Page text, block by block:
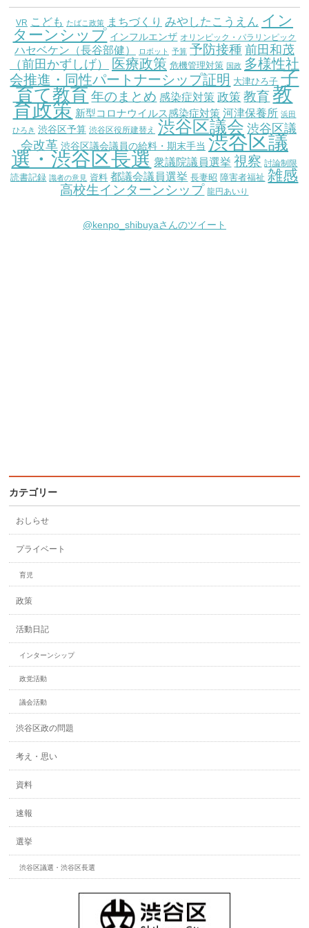
VR こども たばこ政策 まちづくり みやしたこうえん イン
ターンシップ インフルエンザ オリンピック・パラリンピック
ハセベケン（長谷部健） ロボット 予算 予防接種 前田和茂
（前田かずしげ）
医療政策 危機管理対策 国政 多様性社
会推進・同性パートナーシップ証明 大津ひろ子 子
育て教育 年のまとめ 感染症対策 政策 教育 教
育政策 新型コロナウイルス感染症対策 河津保養所 浜田
ひろき 渋谷区予算 渋谷区役所建替え 渋谷区議会 渋谷区議
会改革 渋谷区議会議員の給料・期末手当 渋谷区議
選・渋谷区長選 衆議院議員選挙 視察 討論制限
読書記録 識者の意見 資料 都議会議員選挙 長妻昭 障害者福祉 雑感
高校生インターンシップ 龍円あいり
@kenpo_shibuyaさんのツイート
カテゴリー
おしらせ
プライベート
育児
政策
活動日記
インターンシップ
政党活動
議会活動
渋谷区政の問題
考え・思い
資料
速報
選挙
渋谷区議選・渋谷区長選